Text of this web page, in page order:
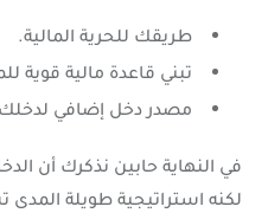
طريقك للحرية المالية.
تبني قاعدة مالية قوية
مصدر دخل إضافي
في النهاية حابين نذكرك أن
لكنه استراتيجية طويلة المدى